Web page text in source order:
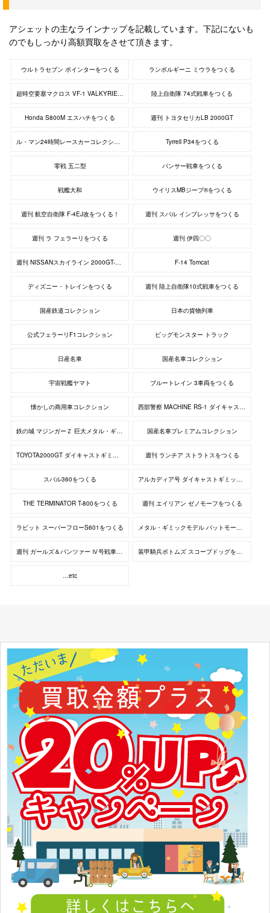
アシェットの主なラインナップを記載しています。下記にないも
のでもしっかり高額買取をさせて頂きます。
ウルトラセブン ポインターをつくる ランボルギーニ ミウラをつくる
陸上自衛隊 74式戦車をつくる
Honda S800M エスハチをつくる 週刊 トヨタセリカLB 2000GT
Tyrrell P34をつくる
零戦 五二型 パンサー戦車をつくる
戦艦大和 ウイリスMBジープ®をつくる
週刊 航空自衛隊 F-4EJ改をつくる！ 週刊 スバル インプレッサをつくる
週刊 ラ フェラーリをつくる 週刊 伊四〇〇
F-14 Tomcat
ディズニー・トレインをつくる 週刊 陸上自衛隊10式戦車をつくる
国産鉄道コレクション 日本の貨物列車
公式フェラーリF1コレクション ビッグモンスター トラック
日産名車 国産名車コレクション
宇宙戦艦ヤマト ブルートレイン 3車両をつくる
懐かしの商用車コレクション
国産名車プレミアムコレクション
週刊 ランチア ストラトスをつくる
スバル360をつくる
THE TERMINATOR T-800をつくる 週刊 エイリアン ゼノモーフをつくる
ラビット スーパーフローS601をつくる
…etc